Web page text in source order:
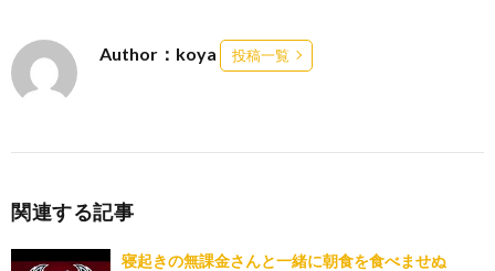
Author：koya 投稿一覧
関連する記事
寝起きの無課金さんと一緒に朝食を食べませぬ